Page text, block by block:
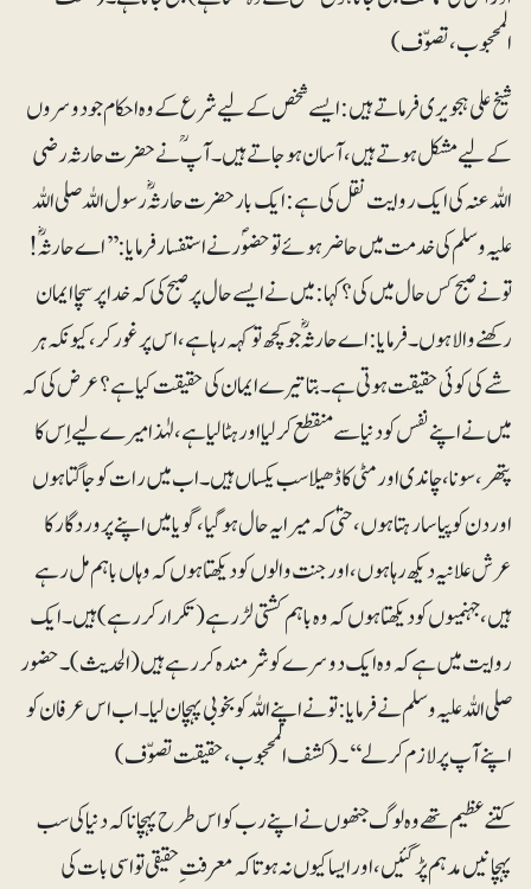
المحجوب، تصوّف)
شیخ علی ہجویری فرماتے ہیں: ایسے شخص کے لیے شرع کے وہ احکام جو دوسروں
کے لیے مشکل ہوتے ہیں، آسان ہوجاتے ہیں۔ آپؒ نے حضرت حارثہ رضی
اللہ عنہ کی ایک روایت نقل کی ہے: ایک بار حضرت حارثہؓ رسول اللہ صلی اللہ
علیہ وسلم کی خدمت میں حاضر ہوئے تو حضوؐر نے استفسار فرمایا: ’’اے حارثہ ؓ!
تونے صبح کس حال میں کی؟ کہا: میں نے ایسے حال پر صبح کی کہ خدا پر سچا ایمان
رکھنے والا ہوں۔ فرمایا: اے حارثہؓ جو کچھ تو کہہ رہا ہے، اس پر غور کر، کیونکہ ہر
شے کی کوئی حقیقت ہوتی ہے۔ بتا تیرے ایمان کی حقیقت کیا ہے؟ عرض کی کہ
میں نے اپنے نفس کو دنیا سے منقطع کرلیا اور ہٹا لیا ہے، لہٰذا میرے لیے اِس کا
پتھر، سونا، چاندی اور مٹی کا ڈھیلا سب یکساں ہیں۔ اب میں رات کو جاگتا ہوں
اور دن کو پیاسا رہتا ہوں، حتیٰ کہ میرا یہ حال ہوگیا، گویا میں اپنے پروردگار کا
عرش علانیہ دیکھ رہا ہوں، اور جنت والوں کو دیکھتا ہوں کہ وہاں باہم مل رہے
ہیں، جہنمیوں کو دیکھتا ہوں کہ وہ باہم کشتی لڑ رہے (تکرار کر رہے ) ہیں۔ ایک
روایت میں ہے کہ وہ ایک دوسرے کو شرمندہ کررہے ہیں (الحدیث)۔ حضور
صلی اللہ علیہ وسلم نے فرمایا : تو نے اپنے اللہ کو بخوبی پہچان لیا۔ اب اس عرفان کو
اپنے آپ پر لازم کرلے‘‘۔ (کشف المحجوب، حقیقت تصوّف)
کتنے عظیم تھے وہ لوگ جنھوں نے اپنے رب کو اس طرح پہچانا کہ دنیا کی سب
پہچانیں مدہم پڑگئیں، اور ایسا کیوں نہ ہوتا کہ معرفت ِ حقیقی تو اسی بات کی